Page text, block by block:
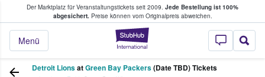
Der Marktplatz für Veranstaltungstickets seit 2009. Jede Bestellung ist 100%
abgesichert.Preise können vom Originalpreis abweichen.
StubHub - Wo
Menü
Tickets kaufen & verkaufen
Detroit LionsatGreen Bay Packers(Date TBD) Tickets